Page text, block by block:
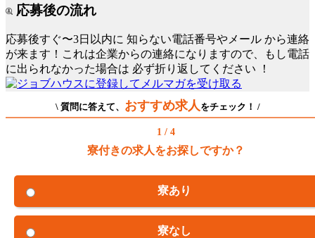
応募後の流れ
応募後すぐ〜3日以内に 知らない電話番号やメール から連絡
が来ます！これは企業からの連絡になりますので、もし電話
に出られなかった場合は 必ず折り返してください ！
\ 質問に答えて、 おすすめ求人をチェック！ /
1 / 4
寮付きの求人をお探しですか？
寮あり
寮なし